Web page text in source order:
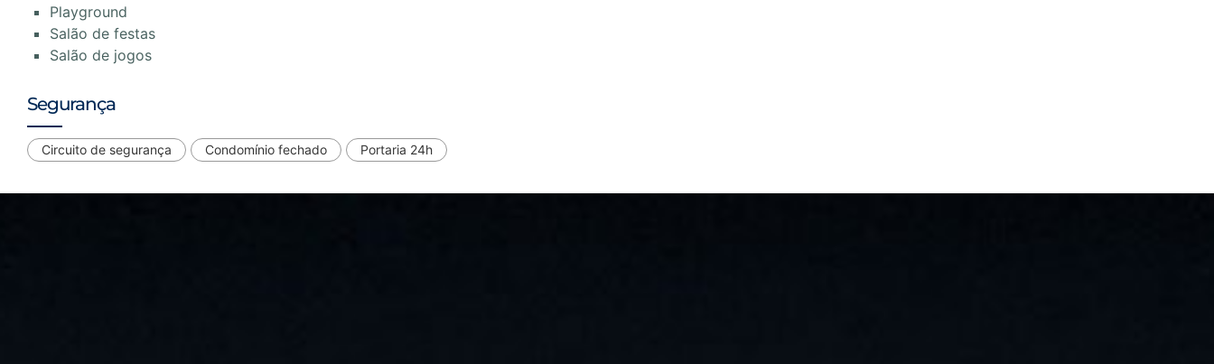
Playground
Salão de festas
Salão de jogos
Segurança
Circuito de segurança Condomínio fechado Portaria 24h